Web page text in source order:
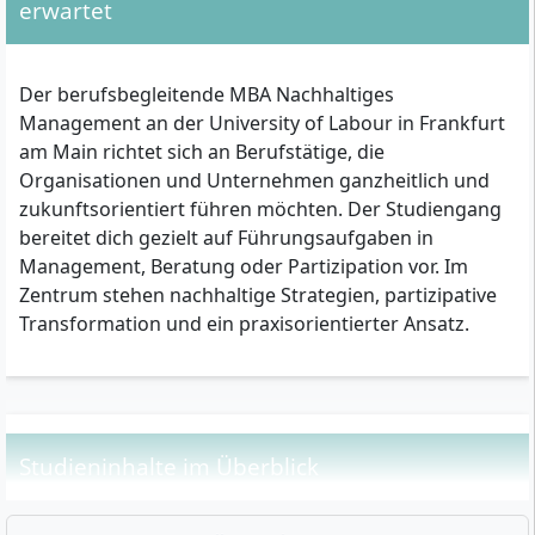
Berufstätigkeit: Nachweis über eine aktuelle
Berufstätigkeit ist zwingend erforderlich.
Berufserfahrung:Mindestens ein Jahr
einschlägige Berufspraxis nach Abschluss des
Erststudiums.
Erststudium oder Eignungsprüfung:
Abgeschlossenes Erststudium (beliebige
Fachrichtung) oder
Bewerbungsunterlagen:
erwartet
Der berufsbegleitende MBA Nachhaltiges
Management an der University of Labour in Frankfurt
am Main richtet sich an Berufstätige, die
Organisationen und Unternehmen ganzheitlich und
zukunftsorientiert führen möchten. Der Studiengang
bereitet dich gezielt auf Führungsaufgaben in
Management, Beratung oder Partizipation vor. Im
Zentrum stehen nachhaltige Strategien, partizipative
Transformation und ein praxisorientierter Ansatz.
Studieninhalte im Überblick